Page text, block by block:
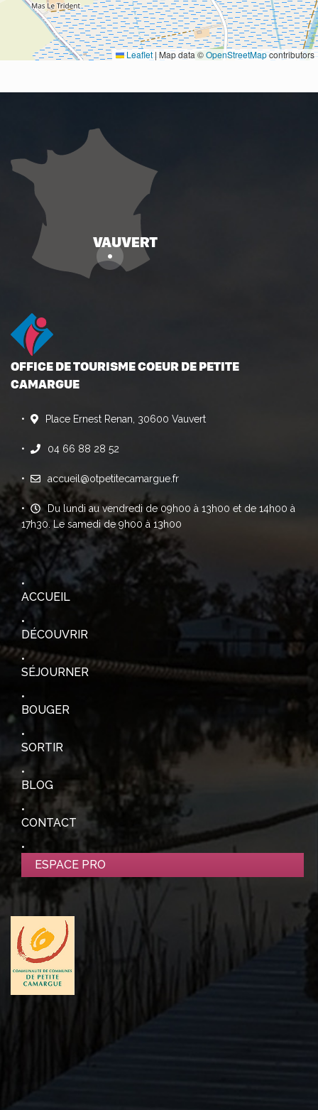
Leaflet|Map data ©OpenStreetMapcontributors
OFFICE DE TOURISME COEUR DE PETITE
CAMARGUE
Place Ernest Renan, 30600 Vauvert
04 66 88 28 52
accueil@otpetitecamargue.fr
Du lundi au vendredi de 09h00 à 13h00 et de 14h00 à
17h30. Le samedi de 9h00 à 13h00
ACCUEIL
DÉCOUVRIR
SÉJOURNER
BOUGER
SORTIR
BLOG
CONTACT
ESPACE PRO